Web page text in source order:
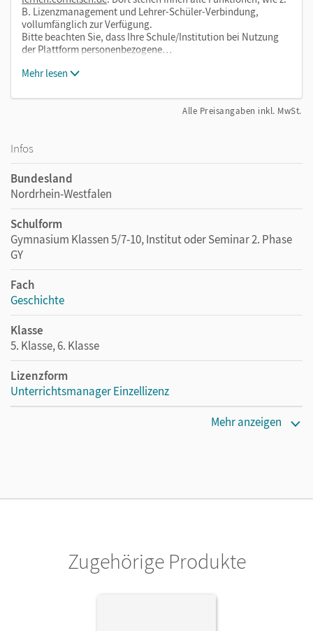
B. Lizenzmanagement und Lehrer-Schüler-Verbindung,
vollumfänglich zur Verfügung.
Bitte beachten Sie, dass Ihre Schule/Institution bei Nutzung
der Plattform personenbezogene…
Mehr lesen
Alle Preisangaben inkl. MwSt.
Infos
Bundesland
Nordrhein-Westfalen
Schulform
Gymnasium Klassen 5/7-10, Institut oder Seminar 2. Phase
GY
Fach
Geschichte
Klasse
5. Klasse, 6. Klasse
Lizenzform
Unterrichtsmanager Einzellizenz
Unterrichtsmanagers solange das Lehrwerk erhältlich ist.
Mehr anzeigen
Zugehörige Produkte